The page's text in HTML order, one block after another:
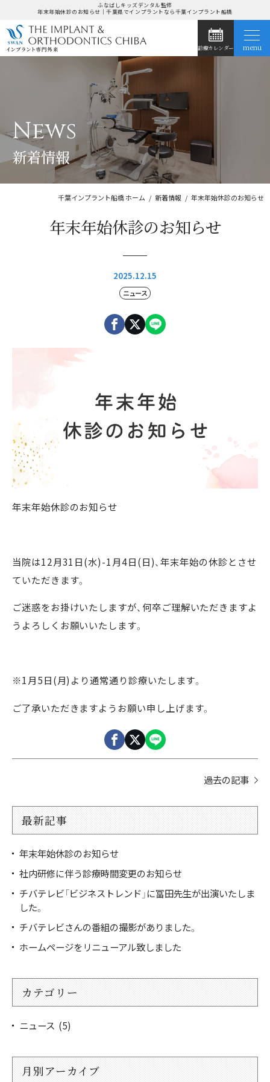
ふなばしキッズデンタル監修
年末年始休診のお知らせ｜千葉県でインプラントなら千葉インプラント船橋
診療カレンダー menu
News
新着情報
千葉インプラント船橋 ホーム 新着情報 年末年始休診のお知らせ
年末年始休診のお知らせ
2025.12.15
ニュース
年末年始休診のお知らせ
当院は12月31日(水)-1月4日(日)、年末年始の休診とさせ
ていただきます。
ご迷惑をお掛けいたしますが、何卒ご理解いただきますよ
うよろしくお願いいたします。
※1月5日(月)より通常通り診療いたします。
ご了承いただきますようお願い申し上げます。
過去の記事
最新記事
年末年始休診のお知らせ
社内研修に伴う診療時間変更のお知らせ
チバテレビ「ビジネストレンド」に冨田先生が出演いたしま
した。
チバテレビさんの番組の撮影がありました。
ホームページをリニューアル致しました
カテゴリー
ニュース (5)
月別アーカイブ
インプラント治療
症例集
お悩み別治療法
ドクター紹介
スワン会グループ
インプラント用語集
インプラント説明会
新着情報